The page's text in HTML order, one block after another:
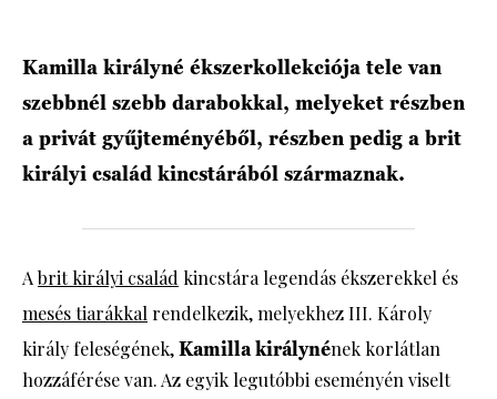
Kamilla királyné ékszerkollekciója tele van
szebbnél szebb darabokkal, melyeket részben
a privát gyűjteményéből, részben pedig a brit
királyi család kincstárából származnak.
Abrit királyi család kincstára legendás ékszerekkel és
mesés tiarákkal rendelkezik, melyekhez III. Károly
király feleségének,Kamilla királynének korlátlan
hozzáférése van. Az egyik legutóbbi eseményén viselt